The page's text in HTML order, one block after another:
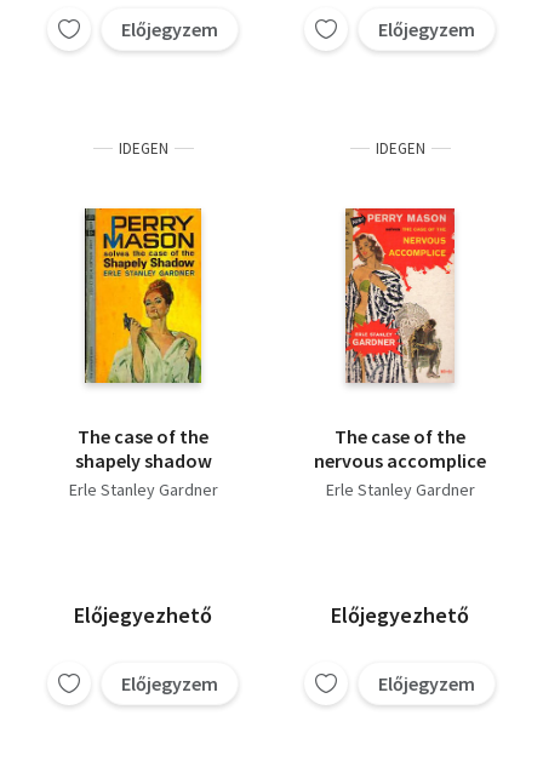
Előjegyzem Előjegyzem
IDEGEN
The case of the
shapely shadow
Erle Stanley Gardner
Előjegyezhető
Előjegyzem
IDEGEN
The case of the
nervous accomplice
Erle Stanley Gardner
Előjegyezhető
Előjegyzem